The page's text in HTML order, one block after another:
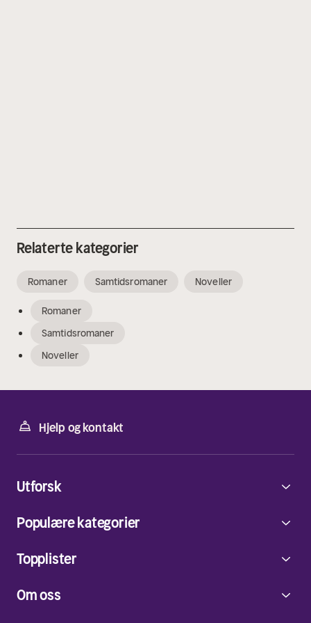
Relaterte kategorier
Romaner Samtidsromaner Noveller
Romaner
Samtidsromaner
Noveller
Hjelp og kontakt
Om oss
Utforsk
Populære kategorier
Topplister